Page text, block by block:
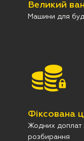
Великий
Машини для
Фіксована
Жодних доплат
розбирання